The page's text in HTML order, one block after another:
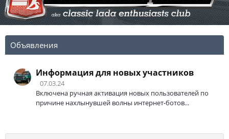
Объявления
Информация для новых участников
07.03.24
Включена ручная активация новых пользователей по
причине нахлынувшей волны интернет-ботов...